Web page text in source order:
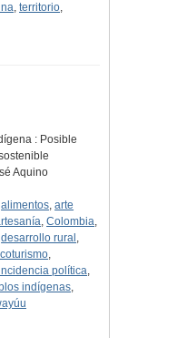
, territorio,
: Posible
Aquino
alimentos,arte
,Colombia,
desarrollo rural ,
,
política,
indígenas,